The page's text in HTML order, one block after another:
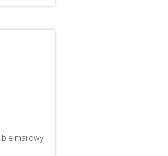
e mailowy